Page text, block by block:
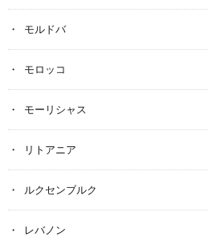
モルドバ
モロッコ
モーリシャス
リトアニア
ルクセンブルク
レバノン